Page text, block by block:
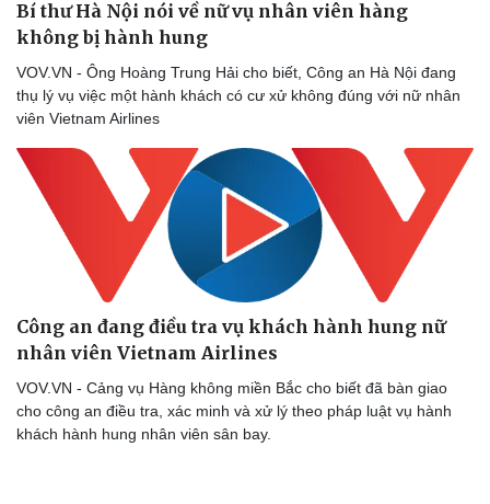
Thông tin doanh nghiệp
Doanh nghiệp 24h
Doanh nhân
Vì cộng đồng
Trải nghiệm
Chuyển đổi số
Bí thư Hà Nội nói về nữ vụ nhân viên hàng
không bị hành hung
VOV.VN - Ông Hoàng Trung Hải cho biết, Công an Hà Nội đang
thụ lý vụ việc một hành khách có cư xử không đúng với nữ nhân
viên Vietnam Airlines
Công an đang điều tra vụ khách hành hung nữ
nhân viên Vietnam Airlines
VOV.VN - Cảng vụ Hàng không miền Bắc cho biết đã bàn giao
cho công an điều tra, xác minh và xử lý theo pháp luật vụ hành
khách hành hung nhân viên sân bay.